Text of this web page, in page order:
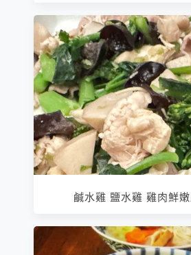
鹹水雞 鹽水雞 雞肉鮮